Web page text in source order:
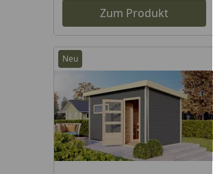
Zum Produkt
Neu